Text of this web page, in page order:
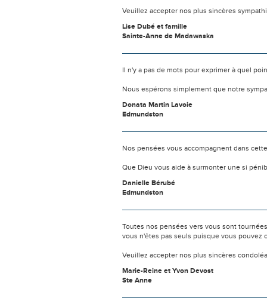
Veuillez accepter nos plus sincères
Lise Dubé et famille
Sainte-Anne de Madawaska
Il n'y a pas de mots pour exprimer à quel
Nous espérons simplement que notre
Donata Martin Lavoie
Edmundston
Nos pensées vous accompagnent dans
Que Dieu vous aide à surmonter une si
Danielle Bérubé
Edmundston
Toutes nos pensées vers vous sont
vous n'êtes pas seuls puisque vous pouvez
Veuillez accepter nos plus sincères
Marie-Reine et Yvon Devost
Ste Anne